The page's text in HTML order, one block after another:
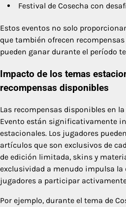
Festival de Cosecha con
Estos eventos no solo
que también ofrecen
pueden ganar durante el período
Impacto de los temas
recompensas disponibles
Las recompensas disponibles en la
Evento están significativamente
estacionales. Los jugadores
artículos que son exclusivos de
de edición limitada, skins y
exclusividad a menudo impulsa la
jugadores a participar
Por ejemplo, durante el tema de